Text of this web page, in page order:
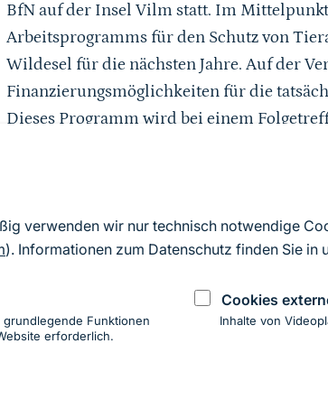
verwenden wir nur technisch notwendige
). Informationen zum Datenschutz finden Sie in
Funktionen
erforderlich.
Cookies
Inhalte von
BfN auf der Insel Vilm statt. Im
Arbeitsprogramms für den Schutz von
Wildesel für die nächsten Jahre. Auf der
Finanzierungsmöglichkeiten für die
Dieses Programm wird bei einem
Weiterführende
Technical Workshop for the Central